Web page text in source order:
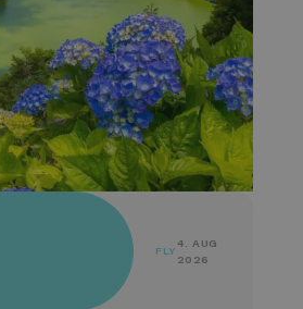
FLY
4. AUG
2026